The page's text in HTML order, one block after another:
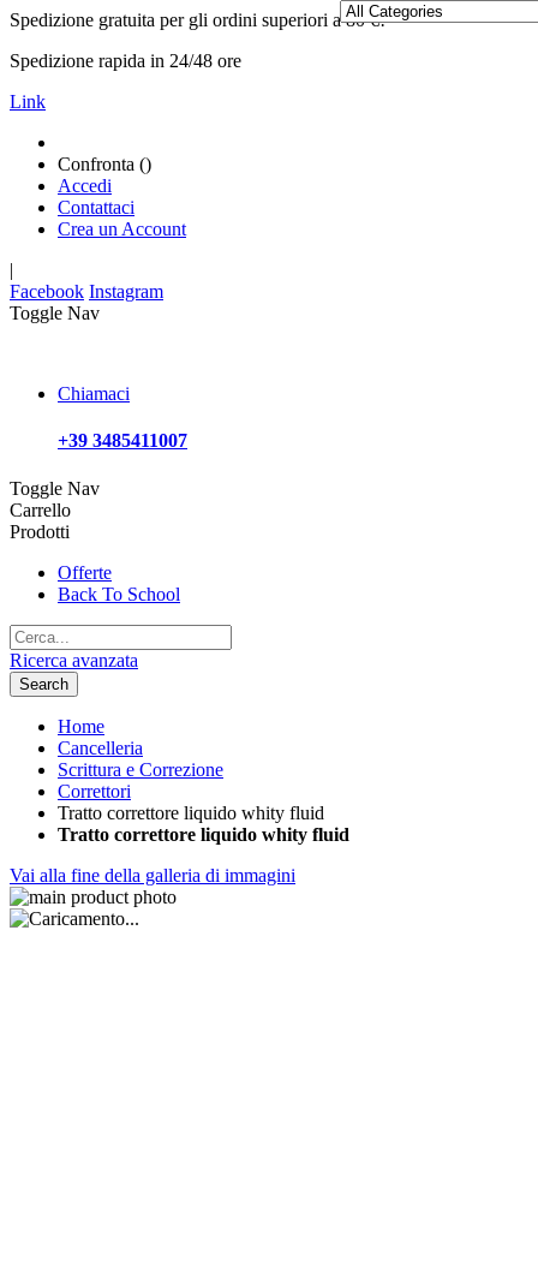
Spedizione gratuita per gli ordini superiori a 80 €!
Spedizione rapida in 24/48 ore
Link
Confronta ()
Accedi
Contattaci
Crea un Account
|
Facebook Instagram
Toggle Nav
Chiamaci
+39 3485411007
Toggle Nav
Carrello
Prodotti
Offerte
Back To School
Ricerca avanzata
Search
Home
Cancelleria
Scrittura e Correzione
Correttori
Tratto correttore liquido whity fluid
Tratto correttore liquido whity fluid
Vai alla fine della galleria di immagini